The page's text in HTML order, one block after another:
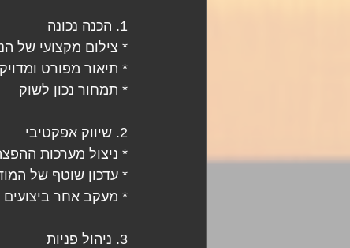
1. הכנה נכונה
* צילום מקצועי של
* תיאור מפורט ומדויק
* תמחור נכון לשוק
2. שיווק אפקטיבי
* ניצול מערכות
* עדכון שוטף של
* מעקב אחר ביצועים
3. ניהול פניות